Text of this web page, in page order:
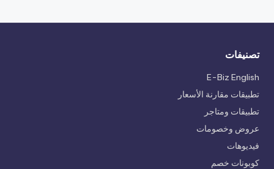
تصنيفات
E-Biz English
تطبيقات مقارنة الأسعار
تطبيقات ومتاجر
عروض وخصومات
فيديوهات
كوبونات خصم